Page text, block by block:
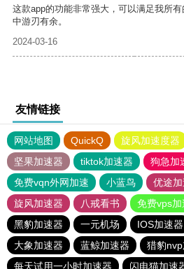
这款app的功能非常强大，可以满足我所
中游刃有余。
2024-03-16
友情链接
网站地图 QuickQ 旋风加速度器
坚果加速器
tiktok加速器
狗急加
免费vqn外网加速
小蓝鸟 优途
旋风加速器
八戒看书
免费vps
黑豹加速器
一元机场 IOS加速器
大象加速器
蓝鲸加速器
猎豹
每天试用一小时加速器
闪电猫加速